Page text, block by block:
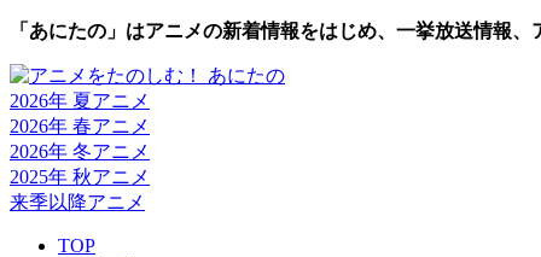
「あにたの」はアニメの新着情報をはじめ、一挙放送情報
2026年 夏アニメ
2026年 春アニメ
2026年 冬アニメ
2025年 秋アニメ
来季以降アニメ
TOP